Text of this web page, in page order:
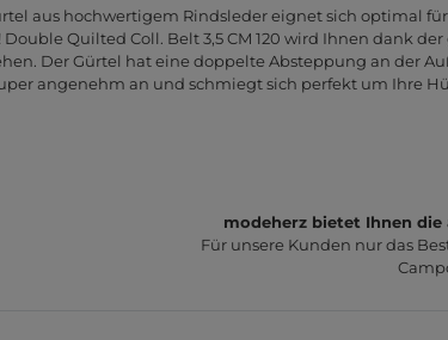
aus hochwertigem Rindsleder eignet sich optimal
Double Quilted Coll. Belt 3,5 CM 120 wird Ihnen dank
Der Gürtel hat eine doppelte Absteppung an der
angenehm an und schmiegt sich perfekt um Ihre
modeherz bietet Ihnen die
Für unsere Kunden nur das